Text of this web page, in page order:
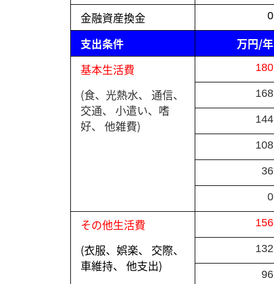
金融資産換金 0
支出条件 万円/年
基本生活費
180
(食、光熱水、 通信、
交通、 小遣い、嗜
好、 他雑費)
168
144
108
36
0
その他生活費 156
(衣服、娯楽、 交際、
車維持、 他支出)
132
96